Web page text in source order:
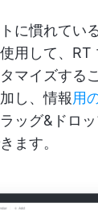
に慣れてい
用して、RT
マイズする
し、情報用
ッグ&ドロ
ます。